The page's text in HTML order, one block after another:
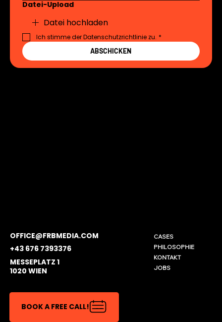
OFFICE@FRBMEDIA.COM
+43 676 7393376
MESSEPLATZ 1
1020 WIEN
BOOK A FREE CALL!
CASES
PHILOSOPHIE
KONTAKT
JOBS
Datei-Upload
Datei hochladen
Ich stimme der Datenschutzrichtlinie zu. *
ABSCHICKEN